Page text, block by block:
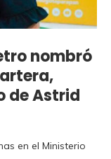
nombró
de Astrid
en el Ministerio